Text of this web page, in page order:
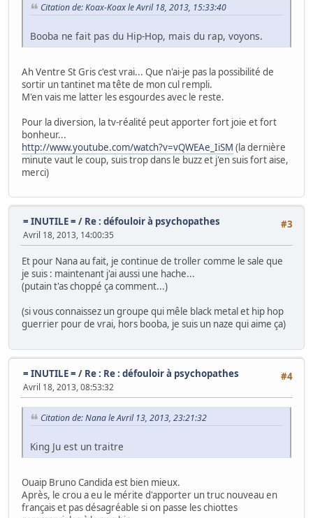
Citation de: Koax-Koax le Avril 18, 2013, 15:33:40
Booba ne fait pas du Hip-Hop, mais du rap, voyons.
Ah Ventre St Gris c'est vrai... Que n'ai-je pas la possibilité de
sortir un tantinet ma tête de mon cul rempli.
M'en vais me latter les esgourdes avec le reste.
Pour la diversion, la tv-réalité peut apporter fort joie et fort
bonheur...
http://www.youtube.com/watch?v=vQWEAe_IiSM (la dernière
minute vaut le coup, suis trop dans le buzz et j'en suis fort aise,
merci)
#3
= INUTILE = / Re : défouloir à psychopathes
Avril 18, 2013, 14:00:35
Et pour Nana au fait, je continue de troller comme le sale que
je suis : maintenant j'ai aussi une hache...
(putain t'as choppé ça comment...)
(si vous connaissez un groupe qui mêle black metal et hip hop
guerrier pour de vrai, hors booba, je suis un naze qui aime ça)
#4
= INUTILE = / Re : Re : défouloir à psychopathes
Avril 18, 2013, 08:53:32
Citation de: Nana le Avril 13, 2013, 23:21:32
King Ju est un traitre
Ouaip Bruno Candida est bien mieux.
Après, le crou a eu le mérite d'apporter un truc nouveau en
français et pas désagréable si on passe les chiottes